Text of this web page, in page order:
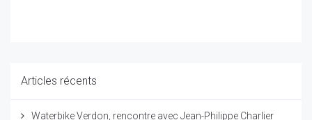
Articles récents
Waterbike Verdon, rencontre avec Jean-Philippe Charlier